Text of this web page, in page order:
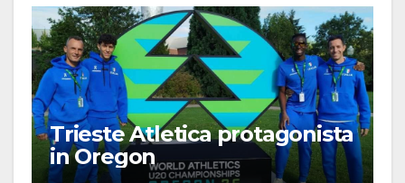
Trieste Atletica protagonista
in Oregon